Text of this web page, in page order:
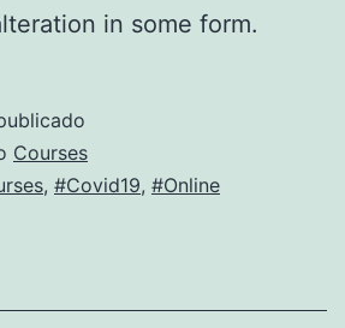
in some form.
Courses
, #Covid19, #Online